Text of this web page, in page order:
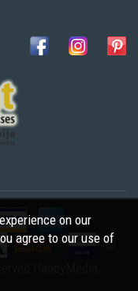
©
on our
agree to our use of